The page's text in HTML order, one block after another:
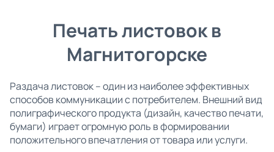
Печать листовок в
Магнитогорске
Раздача листовок – один из наиболее эффективных
способов коммуникации с потребителем. Внешний вид
полиграфического продукта (дизайн, качество печати,
бумаги) играет огромную роль в формировании
положительного впечатления от товара или услуги.